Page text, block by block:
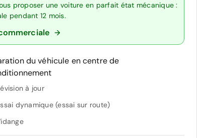
proposer une voiture en parfait état mécanique :
pendant 12 mois.
du véhicule en centre de
à jour
dynamique (essai sur route)